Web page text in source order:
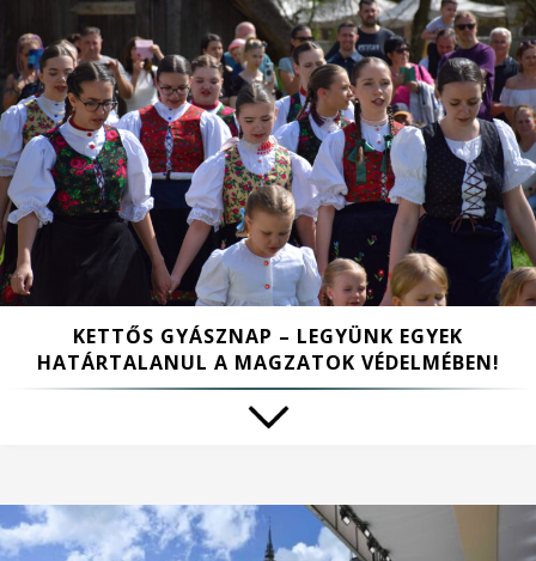
KETTŐS GYÁSZNAP – LEGYÜNK EGYEK
HATÁRTALANUL A MAGZATOK VÉDELMÉBEN!